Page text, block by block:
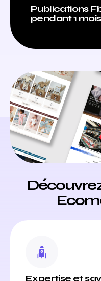
Publications
pendant 1 mois
Expertise et